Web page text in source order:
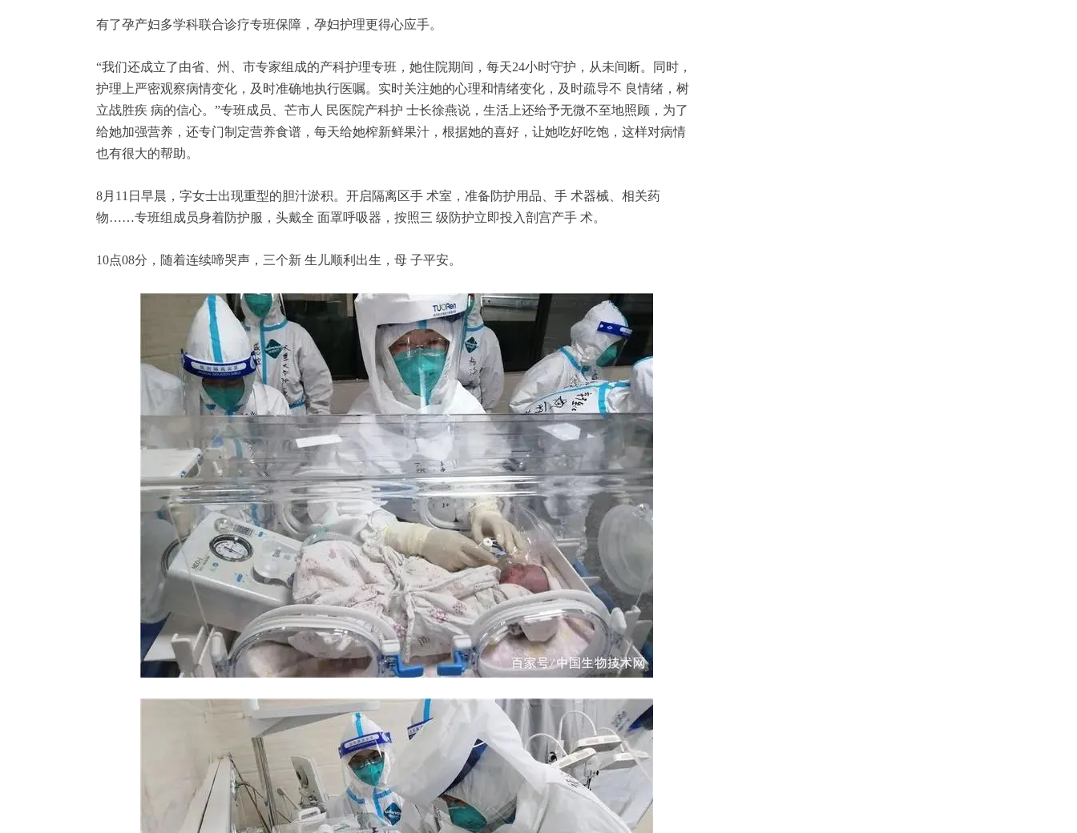
有了孕产妇多学科联合诊疗专班保障，孕妇护理更得心应手。
“我们还成立了由省、州、市专家组成的产科护理专班，她住院期间，每天24小时守护，从未间断。同时，
护理上严密观察病情变化，及时准确地执行医嘱。实时关注她的心理和情绪变化，及时疏导不 良情绪，树
立战胜疾 病的信心。”专班成员、芒市人 民医院产科护 士长徐燕说，生活上还给予无微不至地照顾，为了
给她加强营养，还专门制定营养食谱，每天给她榨新鲜果汁，根据她的喜好，让她吃好吃饱，这样对病情
也有很大的帮助。
8月11日早晨，字女士出现重型的胆汁淤积。开启隔离区手 术室，准备防护用品、手 术器械、相关药
物……专班组成员身着防护服，头戴全 面罩呼吸器，按照三 级防护立即投入剖宫产手 术。
10点08分，随着连续啼哭声，三个新 生儿顺利出生，母 子平安。